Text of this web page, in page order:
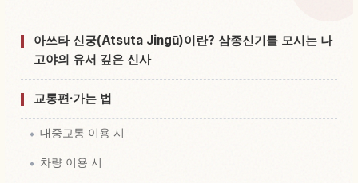
신궁 Atsuta Jingu 체험 찾기↗
아쓰타 신궁(Atsuta Jingū)이란? 삼종신기를 모시는 나
고야의 유서 깊은 신사
교통편·가는 법
대중교통 이용 시
차량 이용 시